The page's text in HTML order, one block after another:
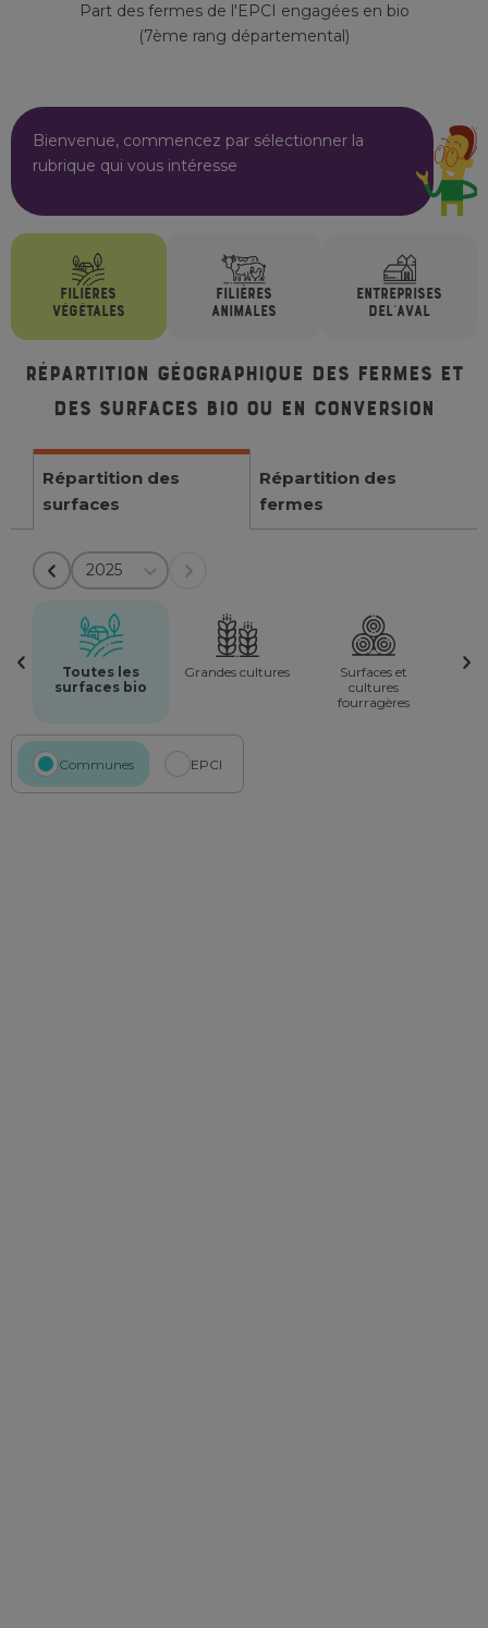
Part des fermes de l'EPCI engagées en bio
(7ème rang départemental)
Bienvenue, commencez par sélectionner la
rubrique qui vous intéresse
FILIÈRES
VÉGÉTALES
FILIÈRES
ANIMALES
ENTREPRISES
DEL'AVAL
Répartition géographique des fermes et
des surfaces bio ou en conversion
Répartition des
surfaces
Répartition des
fermes
2025
Toutes les
surfaces bio
Grandes cultures
Surfaces et
cultures
fourragères
Communes EPCI